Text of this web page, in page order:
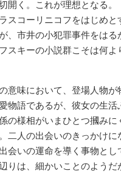
開く。これが理想となる
コーリニコフをはじめと
、市井の小犯罪事件をは
スキーの小説群こそは何
味において、登場人物が
物語であるが、彼女の生
の様相がいまひとつ摑み
二人の出会いのきっかけ
会いの運命を導く事物と
りは、細かいことのようだ